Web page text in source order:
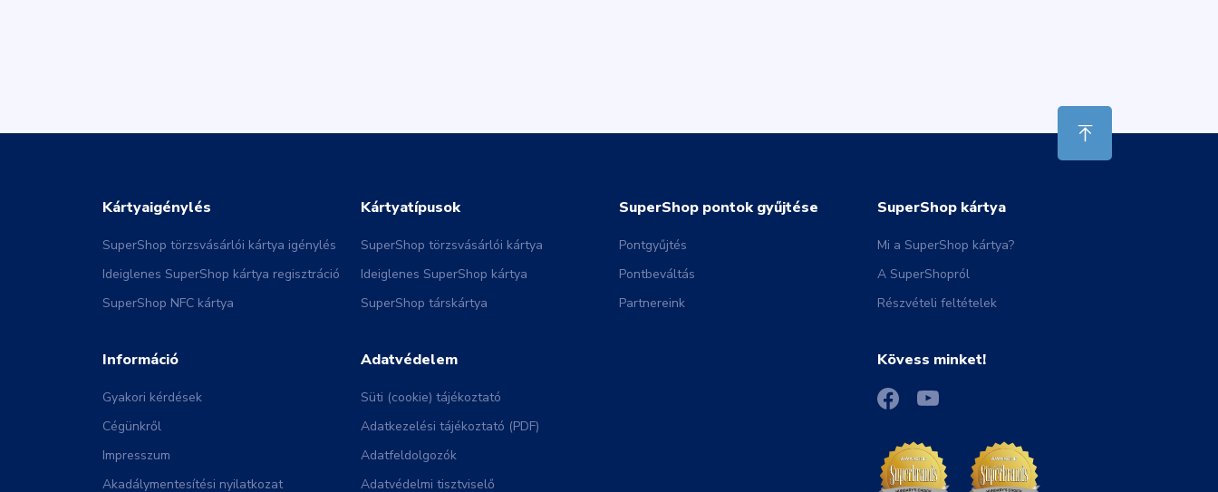
Kártyaigénylés
SuperShop törzsvásárlói kártya igénylés
Ideiglenes SuperShop kártya regisztráció
SuperShop NFC kártya
Kártyatípusok
SuperShop törzsvásárlói kártya
Ideiglenes SuperShop kártya
SuperShop társkártya
SuperShop pontok gyűjtése
Pontgyűjtés
Pontbeváltás
Partnereink
SuperShop kártya
Mi a SuperShop kártya?
A SuperShopról
Részvételi feltételek
Információ
Gyakori kérdések
Cégünkről
Impresszum
Akadálymentesítési nyilatkozat
Adatvédelem
Süti (cookie) tájékoztató
Adatkezelési tájékoztató (PDF)
Adatfeldolgozók
Adatvédelmi tisztviselő
Kövess minket!